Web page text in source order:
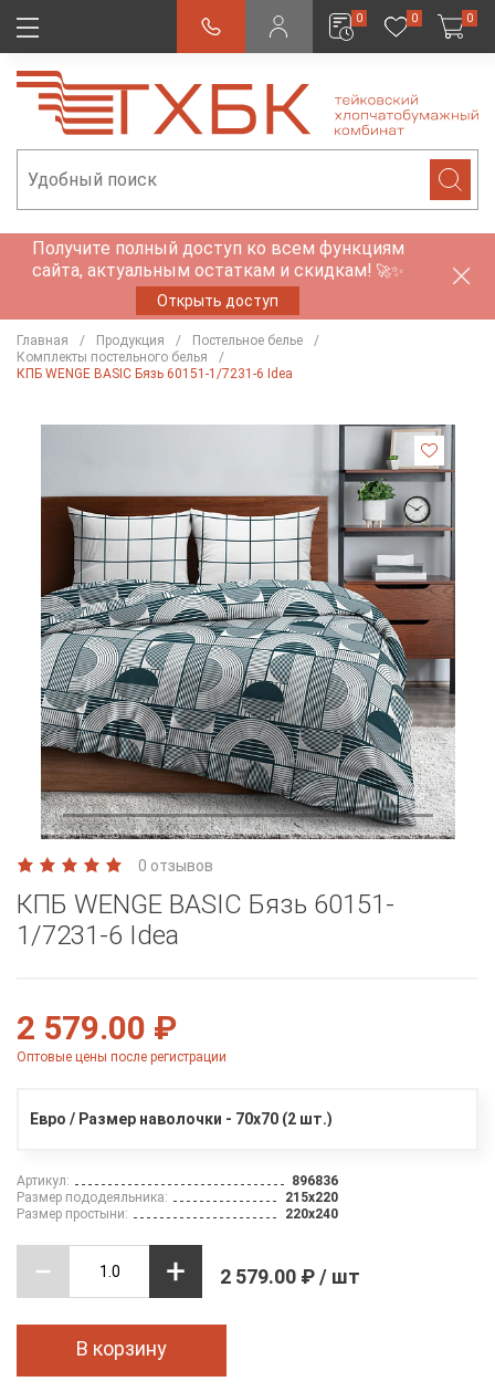
0 0 0
Получите полный доступ ко всем функциям
сайта, актуальным остаткам и скидкам! 🚀✨
Открыть доступ
Главная Продукция
Постельное белье
Комплекты постельного белья
КПБ WENGE BASIC Бязь 60151-1/7231-6 Idea
0 отзывов
КПБ WENGE BASIC Бязь 60151-
1/7231-6 Idea
2 579.00 ₽
Оптовые цены после регистрации
Евро / Размер наволочки - 70х70 (2 шт.)
Артикул:
896836
Размер пододеяльника:
215х220
Размер простыни:
220х240
2 579.00 ₽ / шт
В корзину